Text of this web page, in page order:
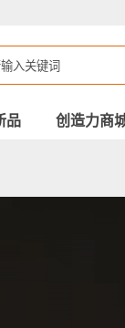
品 创造力商